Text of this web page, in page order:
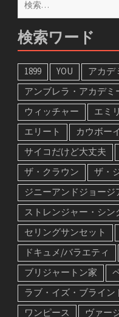
索:
検索ワード
1899 YOU アカデ
アンブレラ・アカデミ
ウィッチャー
エミ
エリート
カウボー
サイコだけど大丈夫
ザ・クラウン
ザ・
ジニーアンドジョージ
ストレンジャー・シン
セリングサンセット
ドキュメ/バラエティ
ブリジャートン家
ラブ・イズ・ブライン
ワンピース
ヴァー